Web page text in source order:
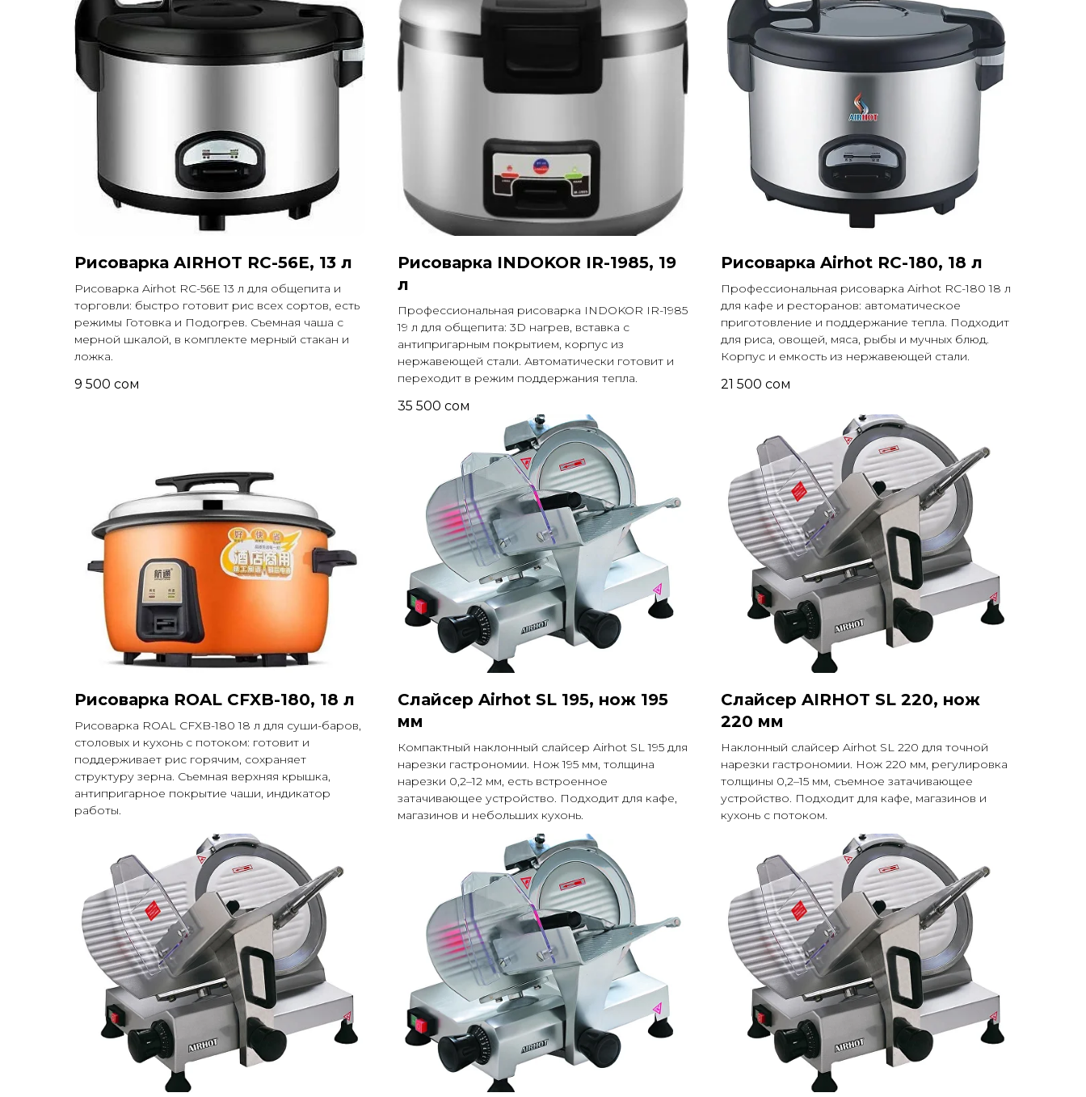
Рисоварка AIRHOT RC-56E, 13 л
Рисоварка Airhot RC-56E 13 л для общепита и
торговли: быстро готовит рис всех сортов, есть
режимы Готовка и Подогрев. Съемная чаша с
мерной шкалой, в комплекте мерный стакан и
ложка.
9 500 сом
Рисоварка INDOKOR IR-1985, 19
л
Профессиональная рисоварка INDOKOR IR-1985
19 л для общепита: 3D нагрев, вставка с
антипригарным покрытием, корпус из
нержавеющей стали. Автоматически готовит и
переходит в режим поддержания тепла.
35 500 сом
Рисоварка Airhot RC-180, 18 л
Профессиональная рисоварка Airhot RC-180 18 л
для кафе и ресторанов: автоматическое
приготовление и поддержание тепла. Подходит
для риса, овощей, мяса, рыбы и мучных блюд.
Корпус и емкость из нержавеющей стали.
21 500 сом
Рисоварка ROAL CFXB-180, 18 л
Рисоварка ROAL CFXB-180 18 л для суши-баров,
столовых и кухонь с потоком: готовит и
поддерживает рис горячим, сохраняет
структуру зерна. Съемная верхняя крышка,
антипригарное покрытие чаши, индикатор
работы.
Слайсер Airhot SL 195, нож 195
мм
Компактный наклонный слайсер Airhot SL 195 для
нарезки гастрономии. Нож 195 мм, толщина
нарезки 0,2–12 мм, есть встроенное
затачивающее устройство. Подходит для кафе,
магазинов и небольших кухонь.
Слайсер AIRHOT SL 220, нож
220 мм
Наклонный слайсер Airhot SL 220 для точной
нарезки гастрономии. Нож 220 мм, регулировка
толщины 0,2–15 мм, съемное затачивающее
устройство. Подходит для кафе, магазинов и
кухонь с потоком.